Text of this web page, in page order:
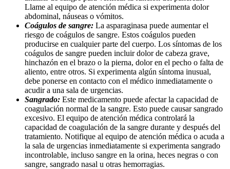
Llame al equipo de atención médica si experimenta dolor
abdominal, náuseas o vómitos.
Coágulos de sangre: La asparaginasa puede aumentar el
riesgo de coágulos de sangre. Estos coágulos pueden
producirse en cualquier parte del cuerpo. Los síntomas de los
coágulos de sangre pueden incluir dolor de cabeza grave,
hinchazón en el brazo o la pierna, dolor en el pecho o falta de
aliento, entre otros. Si experimenta algún síntoma inusual,
debe ponerse en contacto con el médico inmediatamente o
acudir a una sala de urgencias.
Sangrado: Este medicamento puede afectar la capacidad de
coagulación normal de la sangre. Esto puede causar sangrado
excesivo. El equipo de atención médica controlará la
capacidad de coagulación de la sangre durante y después del
tratamiento. Notifique al equipo de atención médica o acuda a
la sala de urgencias inmediatamente si experimenta sangrado
incontrolable, incluso sangre en la orina, heces negras o con
sangre, sangrado nasal u otras hemorragias.